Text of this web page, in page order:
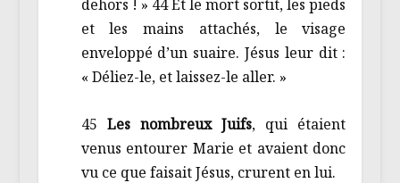
dehors ! » 44 Et le mort sortit, les pieds
et les mains attachés, le visage
enveloppé d’un suaire. Jésus leur dit :
« Déliez-le, et laissez-le aller. »
45 Les nombreux Juifs, qui étaient
venus entourer Marie et avaient donc
vu ce que faisait Jésus, crurent en lui.